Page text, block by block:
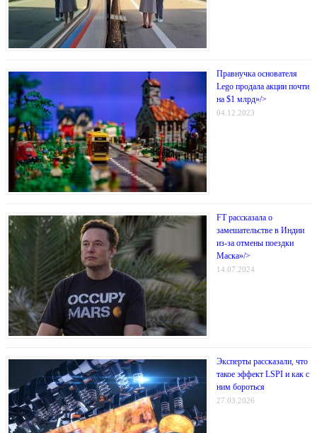
Правнучка основателя
Lego продала акции почти
на $1 млрд»/>
04.12.2023
FT рассказала о
замешательстве в Индии
из-за отмены поездки
Маска»/>
14.07.2024
Эксперты рассказали, что
такое эффект LSPI и как с
ним бороться
27.03.2026